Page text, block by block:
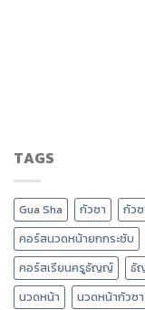
TAGS
Gua Sha กัวซา กัว
คอร์สนวดหน้ายกกระชับ
คอร์สเรียนครูธัญญ์
ธั
นวดหน้า
นวดหน้ากัวซา